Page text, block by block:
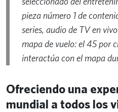
pieza número 1 de
series, audio de TV en
mapa de vuelo: el 45 por
interactúa con el mapa
Ofreciendo una
mundial a todos los